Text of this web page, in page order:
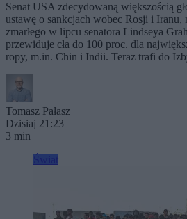
Senat USA zdecydowaną większością
ustawę o sankcjach wobec Rosji i Iranu,
zmarłego w lipcu senatora Lindseya
przewiduje cła do 100 proc. dla
ropy, m.in. Chin i Indii. Teraz trafi do
Tomasz Pałasz
Dzisiaj 21:23
3 min